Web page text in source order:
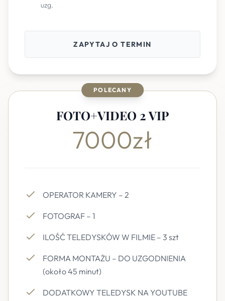
uzg.
ZAPYTAJ O TERMIN
POLECANY
FOTO+VIDEO 2 VIP
7000zł
OPERATOR KAMERY – 2
FOTOGRAF – 1
ILOŚĆ TELEDYSKÓW W FILMIE – 3 szt
FORMA MONTAŻU – DO UZGODNIENIA
(około 45 minut)
DODATKOWY TELEDYSK NA YOUTUBE